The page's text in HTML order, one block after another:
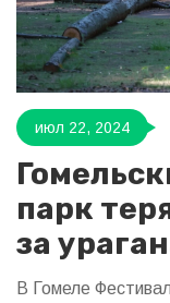
июл 22, 2024
парк
за
В Гомеле